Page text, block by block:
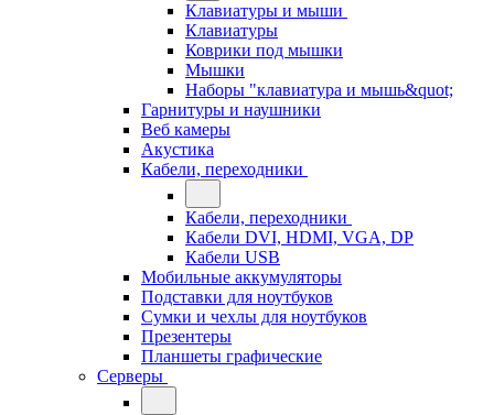
Клавиатуры и мыши
Клавиатуры
Коврики под мышки
Мышки
Наборы "клавиатура и мышь&quot;
Гарнитуры и наушники
Веб камеры
Акустика
Кабели, переходники
Кабели, переходники
Кабели DVI, HDMI, VGA, DP
Кабели USB
Мобильные аккумуляторы
Подставки для ноутбуков
Сумки и чехлы для ноутбуков
Презентеры
Планшеты графические
Серверы